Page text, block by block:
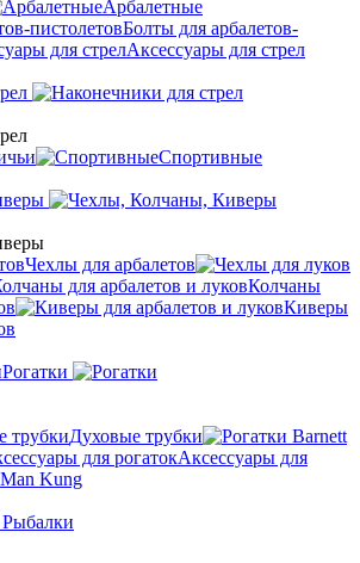
Арбалетные
Болты для арбалетов-
Аксессуары для стрел
Спортивные
Чехлы для арбалетов
Колчаны
Киверы
Рогатки
Духовые трубки
Аксессуары для
Man Kung